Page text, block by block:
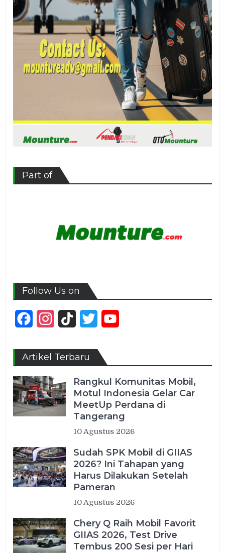
Part of
Follow Us on
FacebookInstagram
TikTok Twitter
Artikel Terbaru
Rangkul Komunitas Mobil,
Motul Indonesia Gelar Car
MeetUp Perdana di
Tangerang
10 Agustus 2026
Sudah SPK Mobil di GIIAS
2026? Ini Tahapan yang
Harus Dilakukan Setelah
Pameran
10 Agustus 2026
Chery Q Raih Mobil Favorit
GIIAS 2026, Test Drive
Tembus 200 Sesi per Hari